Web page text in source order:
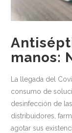
Centros
Industria
Oficinas
Residencias
manos:
La llegada del
consumo de
desinfección de
distribuidores,
agotar sus